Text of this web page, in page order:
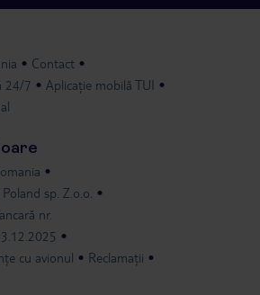
Contact
24/7
Aplicație mobilă TUI
sp. Z.o.o.
nr.
cu avionul
Reclamații